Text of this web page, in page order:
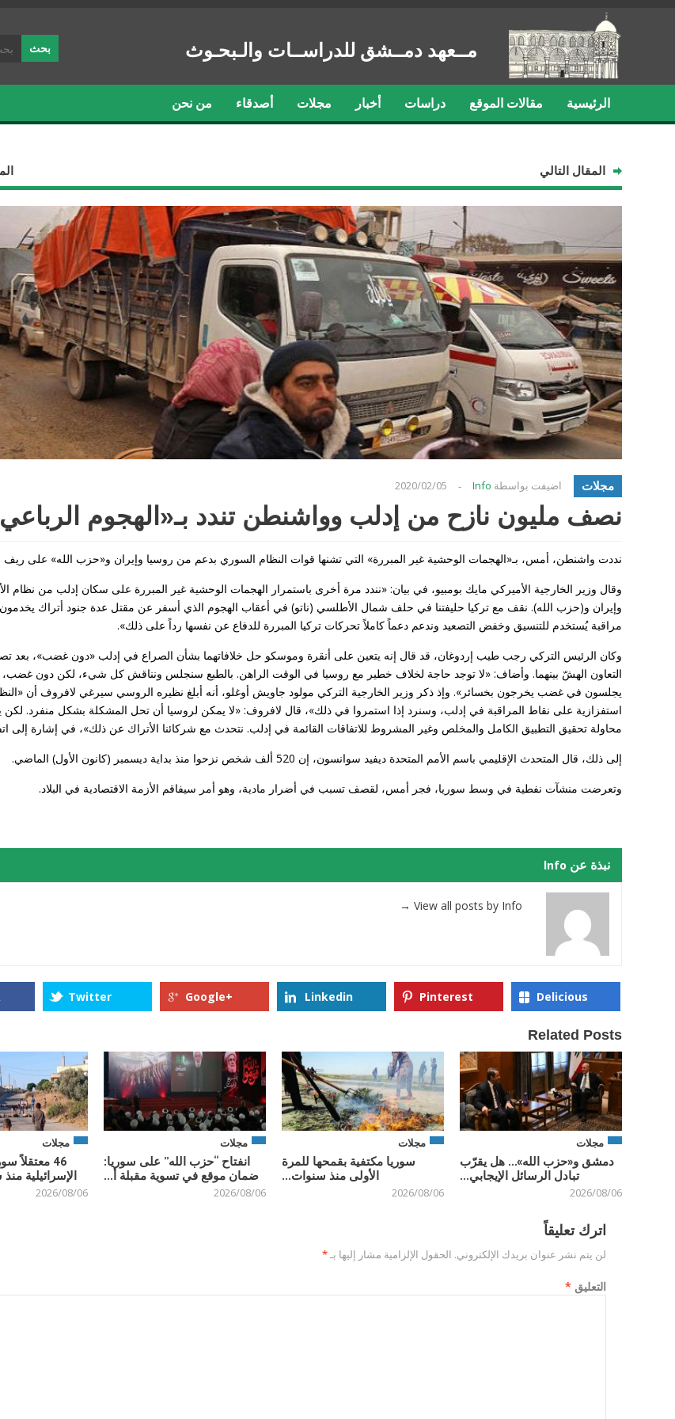
مــعهد دمــشق للدراســات والـبحـوث
الرئيسية مقالات الموقع دراسات أخبار مجلات أصدقاء من نحن
المقال التالي
مجلات اضيفت بواسطة Info
-
2020/02/05
نصف مليون نازح من إدلب وواشنطن تندد بـ«الهجوم
نددت واشنطن، أمس، بـ«الهجمات الوحشية غير المبررة» التي تشنها قوات النظام السوري بدعم من روسيا وإيران و«حزب الله» على ريف
وقال وزير الخارجية الأميركي مايك بومبيو، في بيان: «نندد مرة أخرى باستمرار الهجمات الوحشية غير المبررة على سكان إدلب من نظام
وإيران و(حزب الله). نقف مع تركيا حليفتنا في حلف شمال الأطلسي (ناتو) في أعقاب الهجوم الذي أسفر عن مقتل عدة جنود أتراك
مراقبة يُستخدم للتنسيق وخفض التصعيد وندعم دعماً كاملاً تحركات تركيا المبررة للدفاع عن نفسها رداً على ذلك».
وكان الرئيس التركي رجب طيب إردوغان، قد قال إنه يتعين على أنقرة وموسكو حل خلافاتهما بشأن الصراع في إدلب «دون غضب»، بعد
التعاون الهشّ بينهما. وأضاف: «لا توجد حاجة لخلاف خطير مع روسيا في الوقت الراهن. بالطبع سنجلس ونناقش كل شيء، لكن دون غضب،
يجلسون في غضب يخرجون بخسائر». وإذ ذكر وزير الخارجية التركي مولود جاويش أوغلو، أنه أبلغ نظيره الروسي سيرغي لافروف أن
استفزازية على نقاط المراقبة في إدلب، وسنرد إذا استمروا في ذلك»، قال لافروف: «لا يمكن لروسيا أن تحل المشكلة بشكل منفرد. لكن
محاولة تحقيق التطبيق الكامل والمخلص وغير المشروط للاتفاقات القائمة في إدلب. نتحدث مع شركائنا الأتراك عن ذلك»، في إشارة إلى
إلى ذلك، قال المتحدث الإقليمي باسم الأمم المتحدة ديفيد سوانسون، إن 520 ألف شخص نزحوا منذ بداية ديسمبر (كانون الأول) الماضي.
وتعرضت منشآت نفطية في وسط سوريا، فجر أمس، لقصف تسبب في أضرار مادية، وهو أمر سيفاقم الأزمة الاقتصادية في البلاد.
نبذة عن Info
View all posts by Info
→
Twitter Google+ Linkedin Pinterest Delicious
Related Posts
مجلات
46 معتقلاً
الإسرائيلية
2026/08/06
مجلات
انفتاح “حزب الله” على سوريا:
ضمان موقع في تسوية مقبلة أ...
2026/08/06
مجلات
سوريا مكتفية بقمحها للمرة
الأولى منذ سنوات...
2026/08/06
مجلات
دمشق و«حزب الله»… هل يقرّب
تبادل الرسائل الإيجابي...
2026/08/06
اترك تعليقاً
لن يتم نشر عنوان بريدك الإلكتروني. الحقول الإلزامية مشار إليها بـ*
التعليق *